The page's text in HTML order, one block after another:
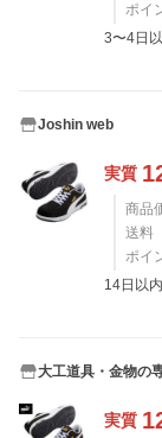
ポイ
3〜4日
Joshin web
実質
商品
送料
ポイ
14日以
大工道具・金物の
実質